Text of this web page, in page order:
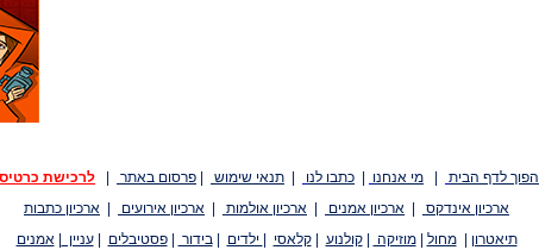
הפוך לדף הבית מי אנחנו כתבו לנו תנאי שימוש פרסום באתר
לרכישת
ארכיון אינדקס
ארכיון אמנים ארכיון אולמות ארכיון אירועים
ארכיון כתבות
תיאטרון
|מחול |מוזיקה |קולנוע |קלאסי ילדים |בידור |פסטיבלים |עניין |אמנים